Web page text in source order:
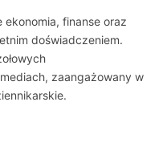
finanse oraz
doświadczeniem.
zaangażowany w